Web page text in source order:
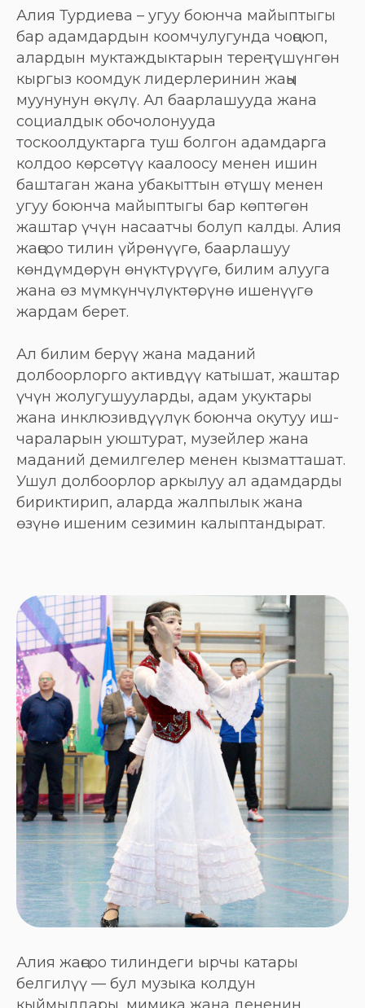
Алия Турдиева – угуу боюнча майыптыгы
бар адамдардын коомчулугунда чоңоюп,
алардын муктаждыктарын терең түшүнгөн
кыргыз коомдук лидерлеринин жаңы
муунунун өкүлү. Ал баарлашууда жана
социалдык обочолонууда
тоскоолдуктарга туш болгон адамдарга
колдоо көрсөтүү каалоосу менен ишин
баштаган жана убакыттын өтүшү менен
угуу боюнча майыптыгы бар көптөгөн
жаштар үчүн насаатчы болуп калды. Алия
жаңсоо тилин үйрөнүүгө, баарлашуу
көндүмдөрүн өнүктүрүүгө, билим алууга
жана өз мүмкүнчүлүктөрүнө ишенүүгө
жардам берет.
Ал билим берүү жана маданий
долбоорлорго активдүү катышат, жаштар
үчүн жолугушууларды, адам укуктары
жана инклюзивдүүлүк боюнча окутуу иш-
чараларын уюштурат, музейлер жана
маданий демилгелер менен кызматташат.
Ушул долбоорлор аркылуу ал адамдарды
бириктирип, аларда жалпылык жана
өзүнө ишеним сезимин калыптандырат.
Алия жаңсоо тилиндеги ырчы катары
белгилүү — бул музыка колдун